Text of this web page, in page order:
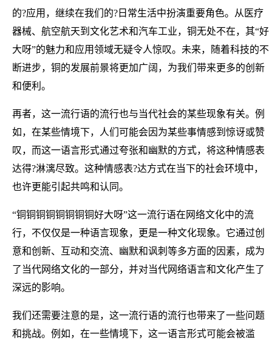
的?应用，继续在我们的?日常生活中扮演重要角色。从医疗
器械、航空航天到文化艺术和汽车工业，铜无处不在，其“好
大呀”的魅力和应用领域无疑令人惊叹。未来，随着科技的不
断进步，铜的发展前景将更加广阔，为我们带来更多的创新
和便利。
再者，这一流行语的流行也与当代社会的某些现象有关。例
如，在某些情境下，人们可能会因为某些事情感到惊讶或赞
叹，而这一语言形式通过夸张和幽默的方式，将这种情感表
达得?淋漓尽致。这种情感表?达方式在当下的社会环境中，
也许更能引起共鸣和认同。
“铜铜铜铜铜铜铜铜好大呀”这一流行语在网络文化中的流
行，不仅仅是一种语言现象，更是一种文化现象。它通过创
意和创新、互动和交流、幽默和讽刺等多方面的因素，成为
了当代网络文化的一部分，并对当代网络语言和文化产生了
深远的影响。
我们还需要注意的是，这一流行语的流行也带来了一些问题
和挑战。例如，在一些情境下，这一语言形式可能会被滥